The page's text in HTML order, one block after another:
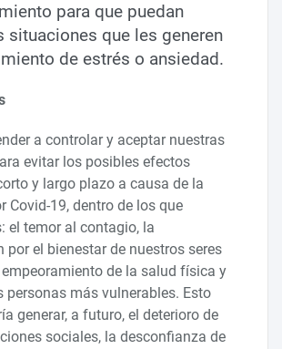
para que puedan
situaciones que les generen
de estrés o ansiedad.
a controlar y aceptar nuestras
evitar los posibles efectos
y largo plazo a causa de la
Covid-19, dentro de los que
el temor al contagio, la
por el bienestar de nuestros seres
de la salud física y
personas más vulnerables. Esto
generar, a futuro, el deterioro de
sociales, la desconfianza de